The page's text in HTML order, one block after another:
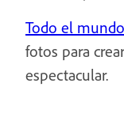
Todo el
fotos para
espectacular.